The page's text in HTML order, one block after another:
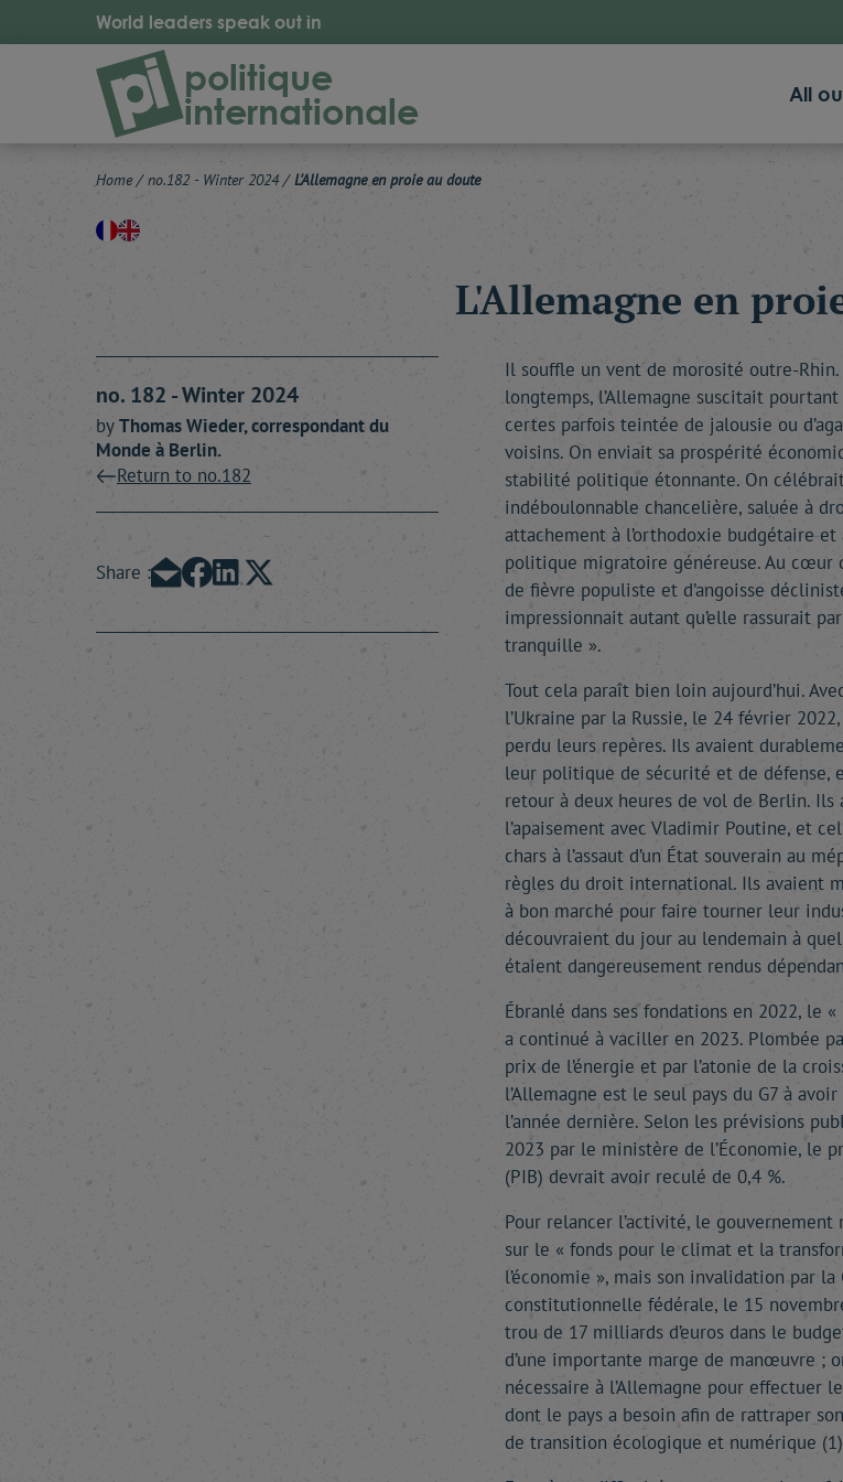
World leaders speak out in
politique
internationale All
Home / no.182 - Winter 2024/ L'Allemagne en proie au doute
L'Allemagne en
no. 182 - Winter 2024
byThomasWieder, correspondant du
Monde à Berlin.
Return to no.182
Share :
Il souffle un vent de morosité outre-Rhin.
longtemps, l’Allemagne suscitait
certes parfois teintée de jalousie ou
voisins. On enviait sa prospérité
stabilité politique étonnante. On
indéboulonnable chancelière, saluée à
attachement à l’orthodoxie budgétaire et
politique migratoire généreuse. Au cœur
de fièvre populiste et d’angoisse
impressionnait autant qu’elle rassurait
tranquille ».
Tout cela paraît bien loin aujourd’hui.
l’Ukraine par la Russie, le 24 février
perdu leurs repères. Ils avaient
leur politique de sécurité et de défense,
retour à deux heures de vol de Berlin. Ils
l’apaisement avec Vladimir Poutine, et
chars à l’assaut d’un État souverain au
règles du droit international. Ils avaient
à bon marché pour faire tourner leur
découvraient du jour au lendemain à quel
étaient dangereusement rendus
Ébranlé dans ses fondations en 2022, le
a continué à vaciller en 2023. Plombée
prix de l’énergie et par l’atonie de la
l’Allemagne est le seul pays du G7 à
l’année dernière. Selon les prévisions
2023 par le ministère de l’Économie, le
(PIB) devrait avoir reculé de 0,4 %.
Pour relancer l’activité, le
sur le « fonds pour le climat et la
l’économie », mais son invalidation par la
constitutionnelle fédérale, le 15
trou de 17 milliards d’euros dans le
d’une importante marge de manœuvre ;
nécessaire à l’Allemagne pour effectuer
dont le pays a besoin afin de rattraper
de transition écologique et numérique